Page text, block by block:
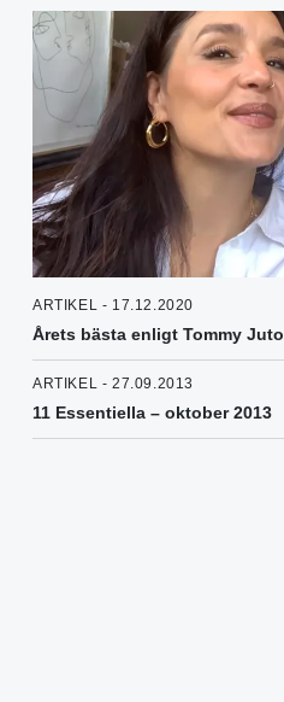
ARTIKEL - 17.12.2020
Årets bästa enligt Tommy Juto
ARTIKEL - 27.09.2013
11 Essentiella – oktober 2013